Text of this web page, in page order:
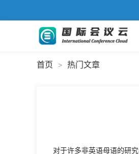
首页 > 热门文章
对于许多非英语母语的研